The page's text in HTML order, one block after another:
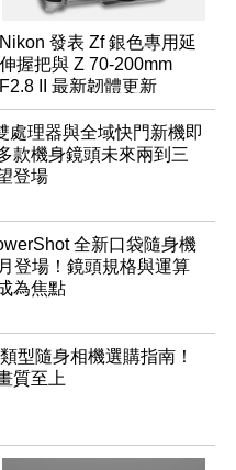
Nikon 發表 Zf 銀色專用延
伸握把與 Z 70-200mm
F2.8 II 最新韌體更新
處理器與全域快門新機即
款機身鏡頭未來兩到三
登場
全新口袋隨身機
登場！鏡頭規格與運算
為焦點
型隨身相機選購指南！
質至上